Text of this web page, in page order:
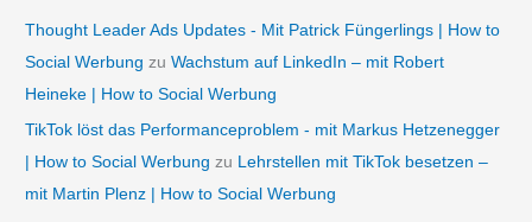
Thought Leader Ads Updates - Mit Patrick Füngerlings | How to
Social Werbung zuWachstum auf LinkedIn – mit Robert
Heineke | How to Social Werbung
TikTok löst das Performanceproblem - mit Markus Hetzenegger
| How to Social Werbung zu Lehrstellen mit TikTok besetzen –
mit Martin Plenz | How to Social Werbung